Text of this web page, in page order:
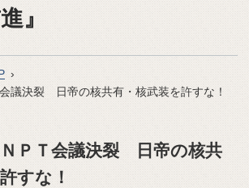
議決裂 日帝の核共有・核武装を許すな！
ＰＴ会議決裂 日帝の核共
すな！